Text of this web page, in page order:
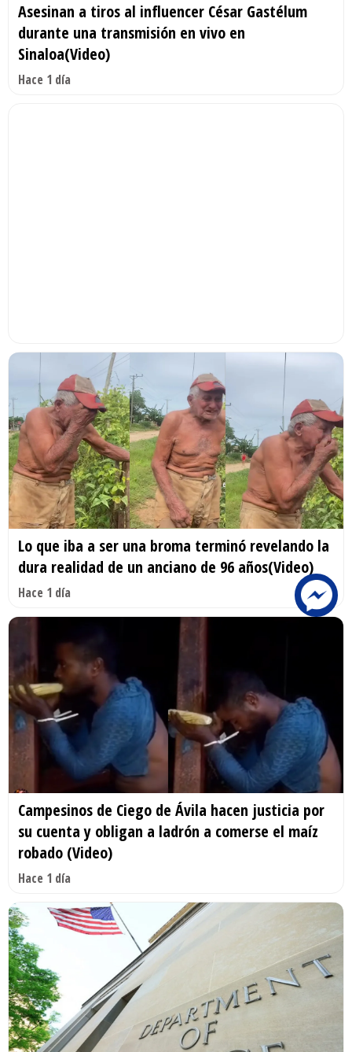
Asesinan a tiros al influencer César Gastélum
durante una transmisión en vivo en
Sinaloa(Video)
Hace 1 día
Lo que iba a ser una broma terminó revelando la
dura realidad de un anciano de 96 años(Video)
Hace 1 día
Campesinos de Ciego de Ávila hacen justicia por
su cuenta y obligan a ladrón a comerse el maíz
robado (Video)
Hace 1 día